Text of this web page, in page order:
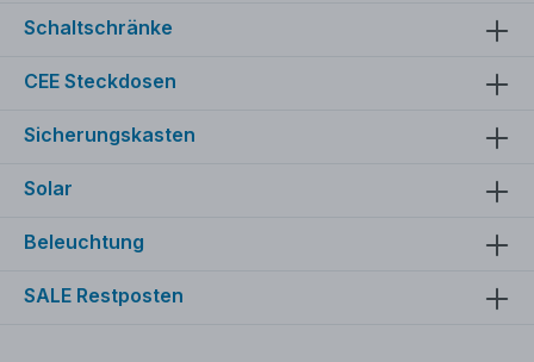
Schaltschränke
CEE Steckdosen
Sicherungskasten
Solar
Beleuchtung
SALE Restposten